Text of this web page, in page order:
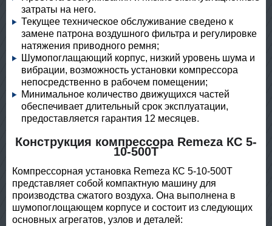
затраты на него.
Текущее техническое обслуживание сведено к
замене патрона воздушного фильтра и регулировке
натяжения приводного ремня;
Шумопоглащающий корпус, низкий уровень шума и
вибрации, возможность установки компрессора
непосредственно в рабочем помещении;
Минимальное количество движущихся частей
обеспечивает длительный срок эксплуатации,
предоставляется гарантия 12 месяцев.
Конструкция компрессора Remeza КС 5-
10-500Т
Компрессорная установка Remeza КС 5-10-500Т
представляет собой компактную машину для
производства сжатого воздуха. Она выполнена в
шумопоглощающем корпусе и состоит из следующих
основных агрегатов, узлов и деталей: